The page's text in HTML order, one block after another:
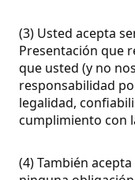
(3) Usted acepta
Presentación que
que usted (y no
responsabilidad
legalidad,
cumplimiento con
(4) También